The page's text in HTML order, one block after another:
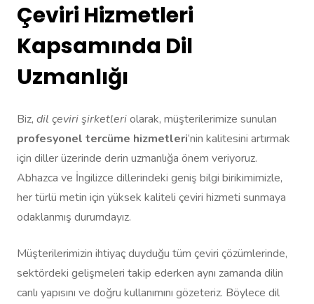
Çeviri Hizmetleri
Kapsamında Dil
Uzmanlığı
Biz, dil çeviri şirketleriolarak, müşterilerimize sunulan
profesyonel tercüme hizmetleri‘nin kalitesini artırmak
için diller üzerinde derin uzmanlığa önem veriyoruz.
Abhazca ve İngilizce dillerindeki geniş bilgi birikimimizle,
her türlü metin için yüksek kaliteli çeviri hizmeti sunmaya
odaklanmış durumdayız.
Müşterilerimizin ihtiyaç duyduğu tüm çeviri çözümlerinde,
sektördeki gelişmeleri takip ederken aynı zamanda dilin
canlı yapısını ve doğru kullanımını gözeteriz. Böylece dil